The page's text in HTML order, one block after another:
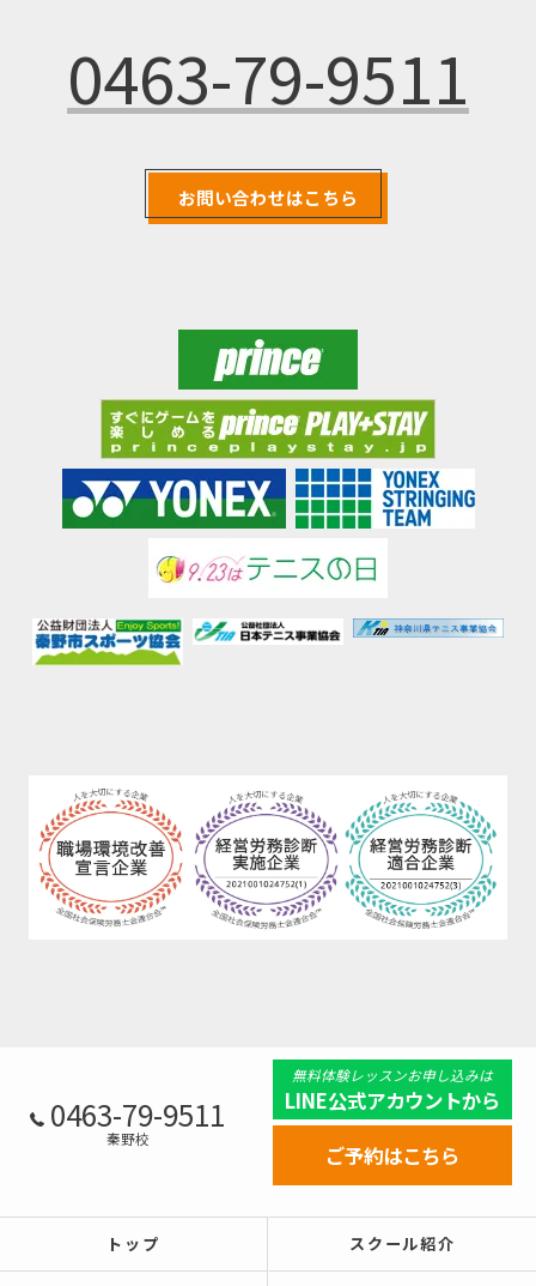
0463-79-9511
お問い合わせはこちら
0463-79-9511
秦野校
無料体験レッスンお申し込みは
LINE公式アカウントから
ご予約はこちら
トップ スクール紹介